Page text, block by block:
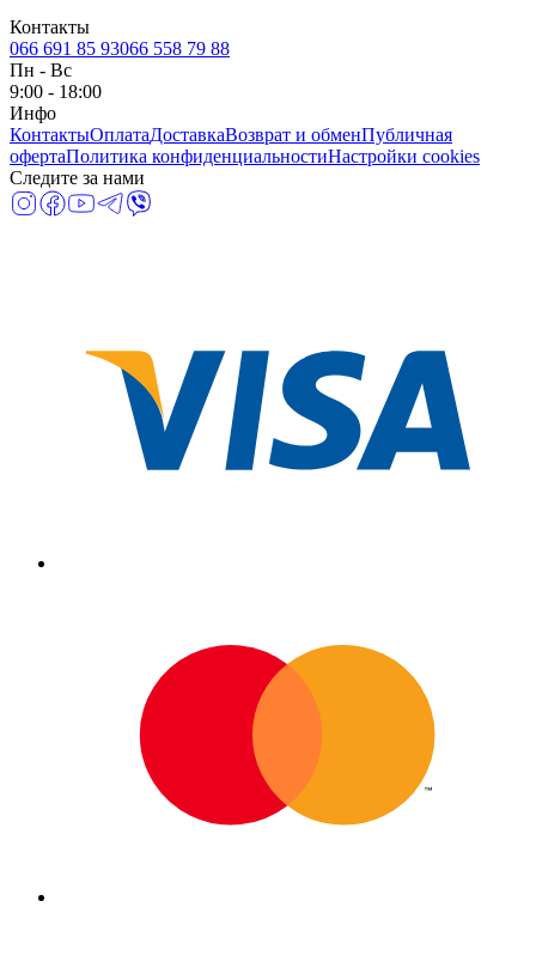
Контакты
066 691 85 93066 558 79 88
Пн - Вс
9:00 - 18:00
Инфо
КонтактыОплатаДоставкаВозврат и обменПубличная
офертаПолитика конфиденциальностиНастройки cookies
Следите за нами